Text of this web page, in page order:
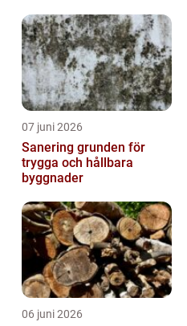
07 juni 2026
Sanering grunden för
trygga och hållbara
byggnader
06 juni 2026